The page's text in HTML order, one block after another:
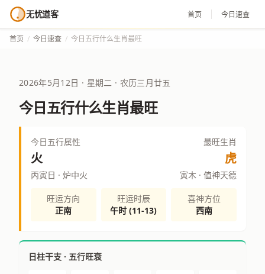
无忧道客 首页 今日速查
首页 / 今日速查 / 今日五行什么生肖最旺
2026年5月12日 · 星期二 · 农历三月廿五
今日五行什么生肖最旺
今日五行属性
火
丙寅日 · 炉中火
最旺生肖
虎
寅木 · 值神天德
旺运方向
正南
旺运时辰
午时 (11-13)
喜神方位
西南
日柱干支 · 五行旺衰